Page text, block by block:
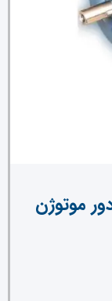
1.5 کیلووات 1000 دور موتوژن